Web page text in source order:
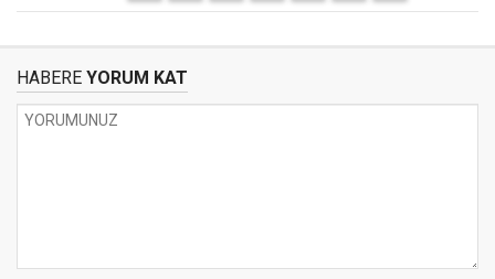
HABERE YORUM KAT